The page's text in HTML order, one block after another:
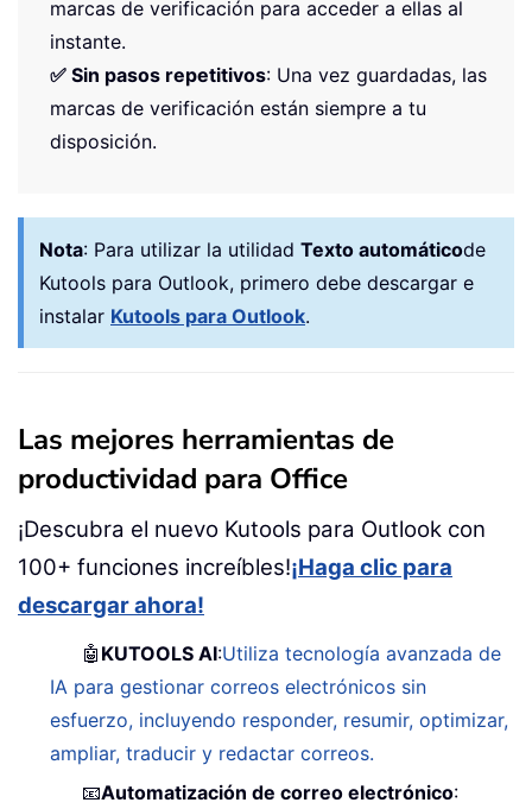
marcas de verificación para acceder a ellas al
instante.
✅ Sin pasos repetitivos: Una vez guardadas, las
marcas de verificación están siempre a tu
disposición.
Nota: Para utilizar la utilidad Texto automáticode
Kutools para Outlook, primero debe descargar e
instalar Kutools para Outlook.
Las mejores herramientas de
productividad para Office
¡Descubra el nuevo Kutools para Outlook con
100+ funciones increíbles!¡Haga clic para
descargar ahora!
🤖 KUTOOLS AI:Utiliza tecnología avanzada de
IA para gestionar correos electrónicos sin
esfuerzo, incluyendo responder, resumir, optimizar,
ampliar, traducir y redactar correos.
📧Automatización de correo electrónico: